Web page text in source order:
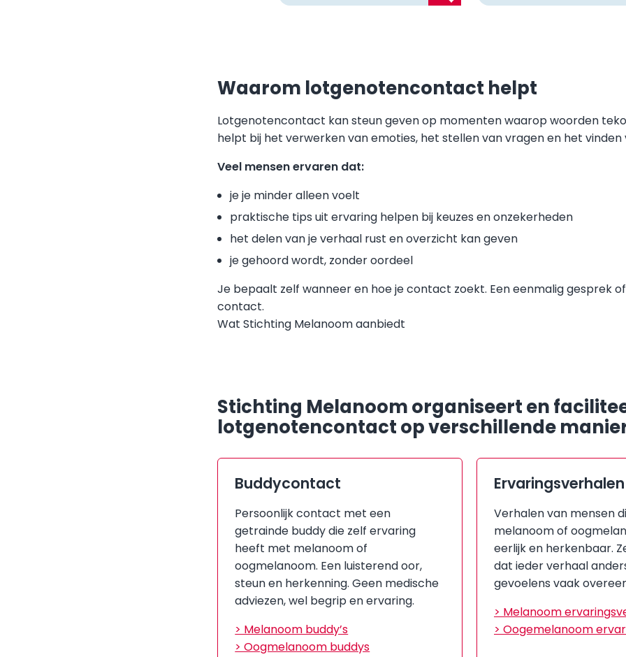
Waarom lotgenotencontact helpt
Lotgenotencontact kan steun geven op momenten waarop woorden
helpt bij het verwerken van emoties, het stellen van vragen en het vinden
Veel mensen ervaren dat:
je je minder alleen voelt
praktische tips uit ervaring helpen bij keuzes en onzekerheden
het delen van je verhaal rust en overzicht kan geven
je gehoord wordt, zonder oordeel
Je bepaalt zelf wanneer en hoe je contact zoekt. Een eenmalig gesprek
contact.
Wat Stichting Melanoom aanbiedt
Stichting Melanoom organiseert en
lotgenotencontact op verschillende
Buddycontact
Persoonlijk contact met een
getrainde buddy die zelf ervaring
heeft met melanoom of
oogmelanoom. Een luisterend oor,
steun en herkenning. Geen medische
adviezen, wel begrip en ervaring.
> Melanoom buddy’s
> Oogmelanoom buddys
Ervaringsverhalen
Verhalen van mensen
melanoom of
eerlijk en herkenbaar.
dat ieder verhaal
gevoelens vaak
> Melanoom
> Oogemelanoom